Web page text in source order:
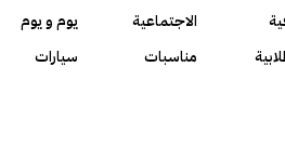
الاجتماعية يوم و يوم
مناسبات سيارات